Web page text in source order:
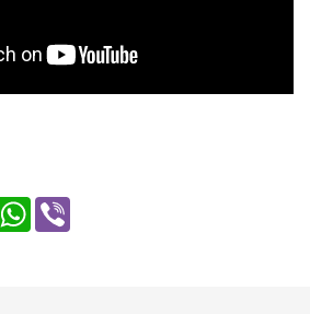
WhatsApp